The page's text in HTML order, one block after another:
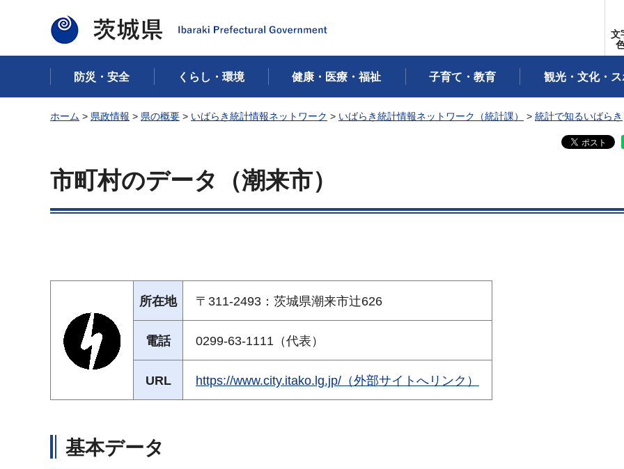
茨城県
文
防災・安全 くらし・環境 健康・医療・福祉 子育て・教育 観光・文化・
ホーム > 県政情報 > 県の概要 > いばらき統計情報ネットワーク > いばらき統計情報ネットワーク（統計課） > 統計で知るいばらき
市町村のデータ（潮来市）
所在地 〒311-2493：茨城県潮来市辻626
電話 0299-63-1111（代表）
URL https://www.city.itako.lg.jp/（外部サイトへリンク）
基本データ